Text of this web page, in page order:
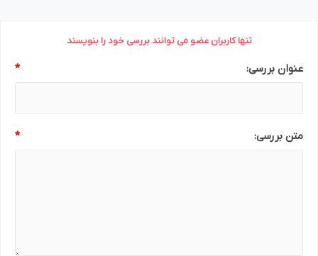
تنها کاربران عضو می توانند بررسی خود را بنویسند
عنوان بررسی: *
متن بررسی: *